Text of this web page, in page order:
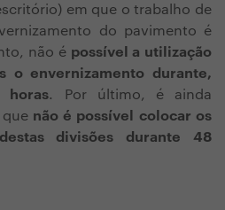
em que o trabalho de
do pavimento é
não é possível a utilização
o envernizamento durante,
horas. Por último, é ainda
não é possível colocar os
divisões durante 48